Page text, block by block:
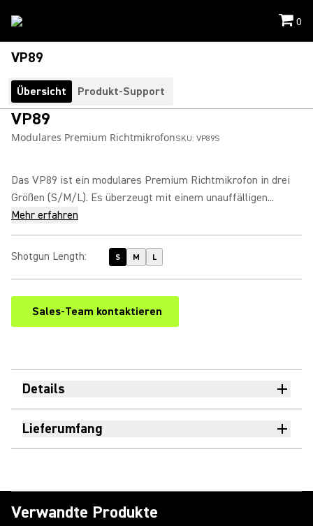
0
VP89
Übersicht Produkt-Support
VP89
Modulares Premium RichtmikrofonSKU: VP89S
Das VP89 ist ein modulares Premium Richtmikrofon in drei
Größen (S/M/L). Es überzeugt mit einem unauffälligen...
Mehr erfahren
Shotgun Length: S M L
Sales-Team kontaktieren
Details
Lieferumfang
Verwandte Produkte